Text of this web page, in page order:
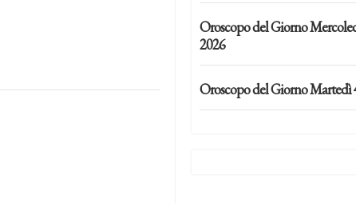
Oroscopo del Giorno
2026
Oroscopo del Giorno Martedì